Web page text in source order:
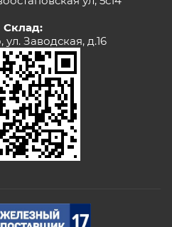
Склад:
Заводская, д.16